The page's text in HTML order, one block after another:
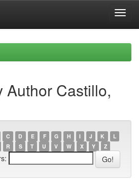
Author Castillo,
C D E F G H I J K
L
R S T U V W X Y Z